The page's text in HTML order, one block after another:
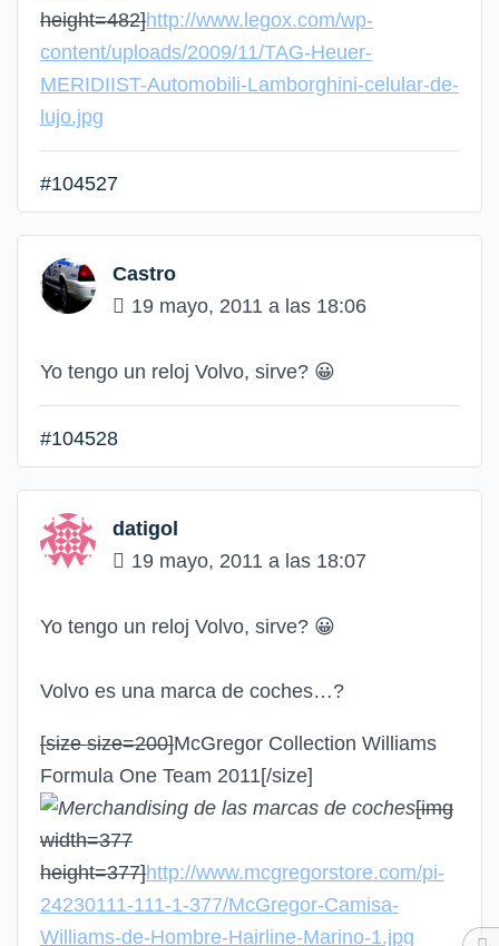
height=482]http://www.legox.com/wp-
content/uploads/2009/11/TAG-Heuer-
MERIDIIST-Automobili-Lamborghini-celular-de-
lujo.jpg
#104527
Castro
19 mayo, 2011 a las 18:06
Yo tengo un reloj Volvo, sirve? 😀
#104528
datigol
19 mayo, 2011 a las 18:07
Yo tengo un reloj Volvo, sirve? 😀
Volvo es una marca de coches…?
[size size=200]McGregor Collection Williams
Formula One Team 2011[/size]
[img
width=377
height=377]http://www.mcgregorstore.com/pi-
24230111-111-1-377/McGregor-Camisa-
Williams-de-Hombre-Hairline-Marino-1.jpg